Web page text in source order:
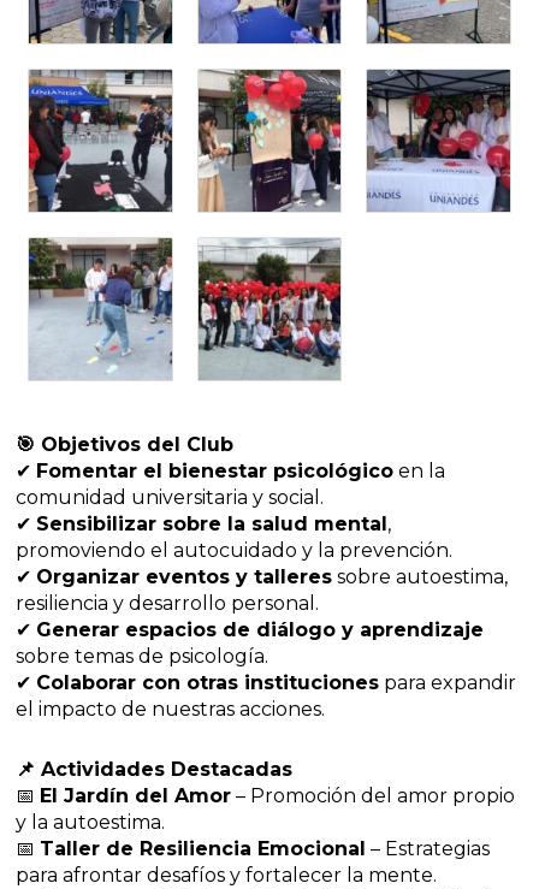
🎯 Objetivos del Club
✔ Fomentar el bienestar psicológico en la
comunidad universitaria y social.
✔ Sensibilizar sobre la salud mental ,
promoviendo el autocuidado y la prevención.
✔ Organizar eventos y talleres sobre autoestima,
resiliencia y desarrollo personal.
✔ Generar espacios de diálogo y aprendizaje
sobre temas de psicología.
✔ Colaborar con otras instituciones para expandir
el impacto de nuestras acciones.
📌 Actividades Destacadas
📅 El Jardín del Amor – Promoción del amor propio
y la autoestima.
📅 Taller de Resiliencia Emocional – Estrategias
para afrontar desafíos y fortalecer la mente.